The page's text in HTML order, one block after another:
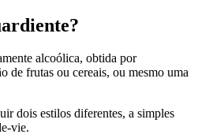
alcoólica, obtida por
de frutas ou cereais, ou mesmo uma
dois estilos diferentes, a simples
vie.